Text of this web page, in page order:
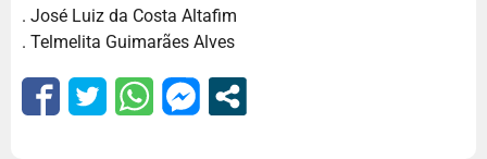
. José Luiz da Costa Altafim
. Telmelita Guimarães Alves